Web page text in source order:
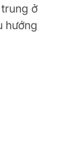
ở
hướng